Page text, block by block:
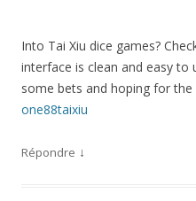
Into Tai Xiu dice games?
interface is clean and easy to
some bets and hoping for
one88taixiu
Répondre ↓